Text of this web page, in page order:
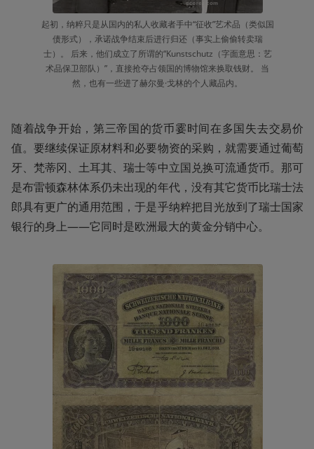
起初，纳粹只是从国内的私人收藏者手中“征收”艺术品（类似国
债形式），承诺战争结束后进行归还（事实上偷偷转卖瑞
士）。 后来，他们成立了所谓的“Kunstschutz（字面意思：艺
术品保卫部队）”，直接抢夺占领国的博物馆来换取钱财。 当
然，也有一些进了赫尔曼·戈林的个人藏品内。
随着战争开始，第三帝国的货币霎时间在多国失去交易价
值。要继续保证原材料和必要物资的采购，就需要通过葡萄
牙、梵蒂冈、土耳其、瑞士等中立国兑换可流通货币。那可
是布雷顿森林体系仍未出现的年代，没有其它货币比瑞士法
郎具有更广的通用范围，于是乎纳粹把目光放到了瑞士国家
银行的身上——它同时是欧洲最大的黄金分销中心。